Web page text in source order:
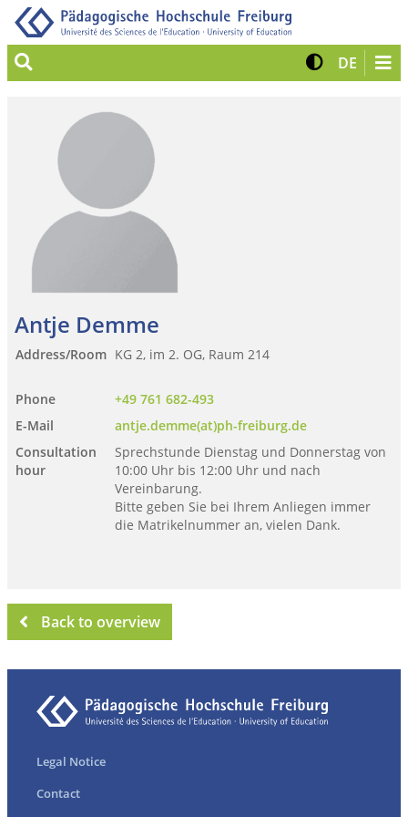
Suche Kontrast
DE View
Antje Demme
Address/Room KG 2, im 2. OG, Raum 214
Phone
+49 761 682-493
E-Mail
antje.demme(at)ph-freiburg.de
Consultation
hour
Sprechstunde Dienstag und Donnerstag von
10:00 Uhr bis 12:00 Uhr und nach
Vereinbarung.
Bitte geben Sie bei Ihrem Anliegen immer
die Matrikelnummer an, vielen Dank.
Back to overview
Legal Notice
Contact